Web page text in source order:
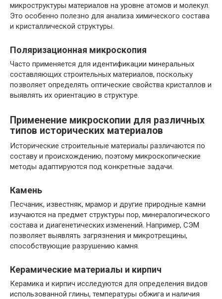
микроструктуры материалов на уровне атомов и молекул.
Это особенно полезно для анализа химического состава
и кристаллической структуры.
Поляризационная микроскопия
Часто применяется для идентификации минеральных
составляющих строительных материалов, поскольку
позволяет определять оптические свойства кристаллов и
выявлять их ориентацию в структуре.
Применение микроскопии для различных
типов исторических материалов
Исторические строительные материалы различаются по
составу и происхождению, поэтому микроскопические
методы адаптируются под конкретные задачи.
Камень
Песчаник, известняк, мрамор и другие природные камни
изучаются на предмет структуры пор, минералогического
состава и диагенетических изменений. Например, СЭМ
позволяет выявлять загрязнения и микротрещины,
способствующие разрушению камня.
Керамические материалы и кирпич
Керамика и кирпич исследуются для определения видов
использованной глины, температуры обжига и наличия